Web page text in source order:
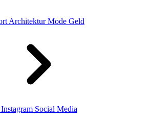
Architektur Mode Geld
Instagram Social Media